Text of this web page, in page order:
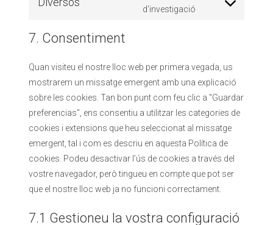
d'investigació
7. Consentiment
Quan visiteu el nostre lloc web per primera vegada, us
mostrarem un missatge emergent amb una explicació
sobre les cookies. Tan bon punt com feu clic a "Guardar
preferencias", ens consentiu a utilitzar les categories de
cookies i extensions que heu seleccionat al missatge
emergent, tal i com es descriu en aquesta Política de
cookies. Podeu desactivar l’ús de cookies a través del
vostre navegador, però tingueu en compte que pot ser
que el nostre lloc web ja no funcioni correctament.
7.1 Gestioneu la vostra configuració